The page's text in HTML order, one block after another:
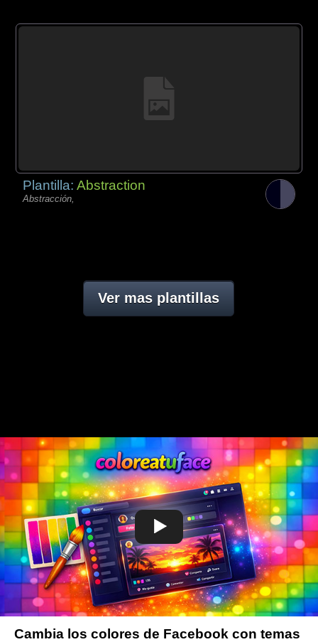
Plantilla:Abstraction
Abstracción,
Ver mas plantillas
Cambia los colores de Facebook con temas